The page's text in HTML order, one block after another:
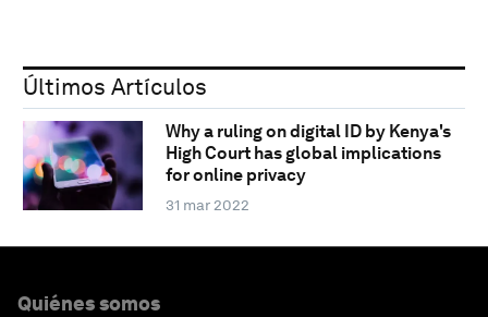
Últimos Artículos
Why a ruling on digital ID by Kenya's
High Court has global implications
for online privacy
31 mar 2022
Quiénes somos